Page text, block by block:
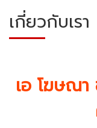
เกี่ยวกับเรา
เอ โฆษณ